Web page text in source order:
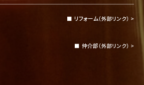
リフォーム（外部リンク） >
仲介部 （外部リンク） >